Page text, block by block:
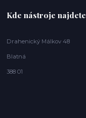
Kde nástroje najdete
Drahenický Málkov 48
Blatná
388 01